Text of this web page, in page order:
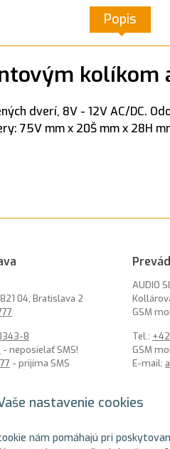
nastavenie cookies
nám pomáhajú pri
Popis
dverí, 8V - 12V AC/DC.
75V mm x 20Š mm x 28H
04, Bratislava 2
8
- neposielať SMS!
- prijíma SMS
AUDIO
GSM
Tel.:
GSM
E-mail: